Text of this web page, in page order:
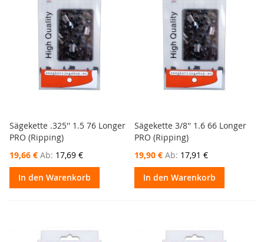
Sägekette .325'' 1.5 76 Longer
PRO (Ripping)
19,66 € Ab 17,69 €
In den Warenkorb
Sägekette 3/8'' 1.6 66 Longer
PRO (Ripping)
19,90 € Ab 17,91 €
In den Warenkorb